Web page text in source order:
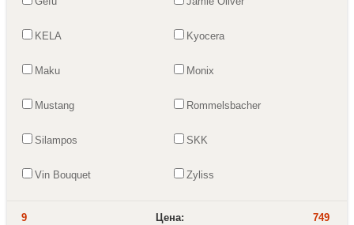
KELA Kyocera
Maku Monix
Mustang Rommelsbacher
Silampos SKK
Vin Bouquet Zyliss
9 Цена: 749